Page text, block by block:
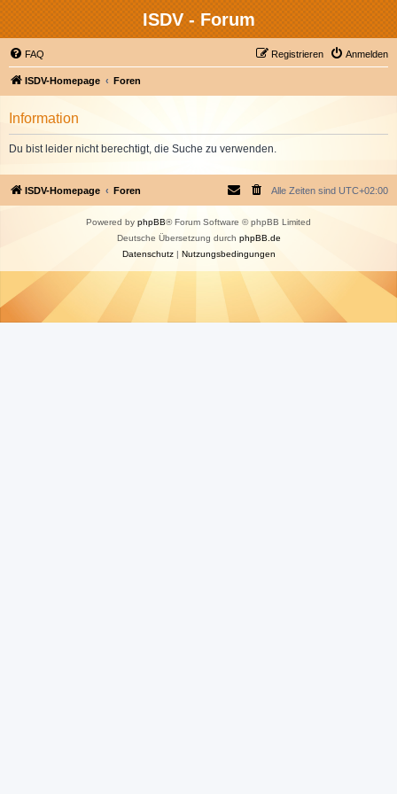
ISDV - Forum
FAQ Anmelden
Registrieren
ISDV-Homepage Foren
Information
Du bist leider nicht berechtigt, die Suche zu verwenden.
ISDV-Homepage Foren Alle Zeiten sind UTC+02:00
Powered by phpBB® Forum Software © phpBB Limited
Deutsche Übersetzung durch phpBB.de
Datenschutz| Nutzungsbedingungen